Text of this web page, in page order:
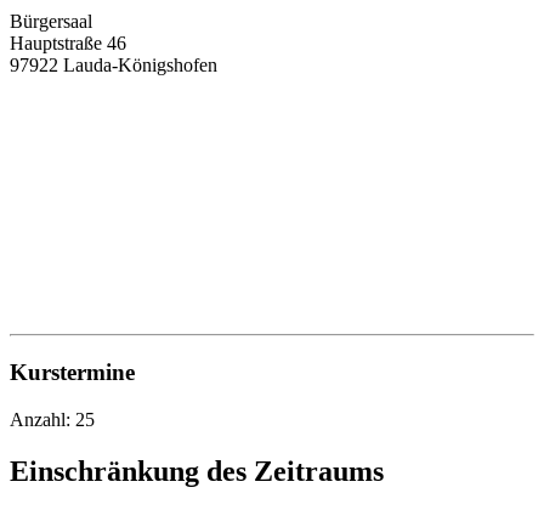
Bürgersaal
Hauptstraße 46
97922 Lauda-Königshofen
Kurstermine
Anzahl: 25
Einschränkung des Zeitraums